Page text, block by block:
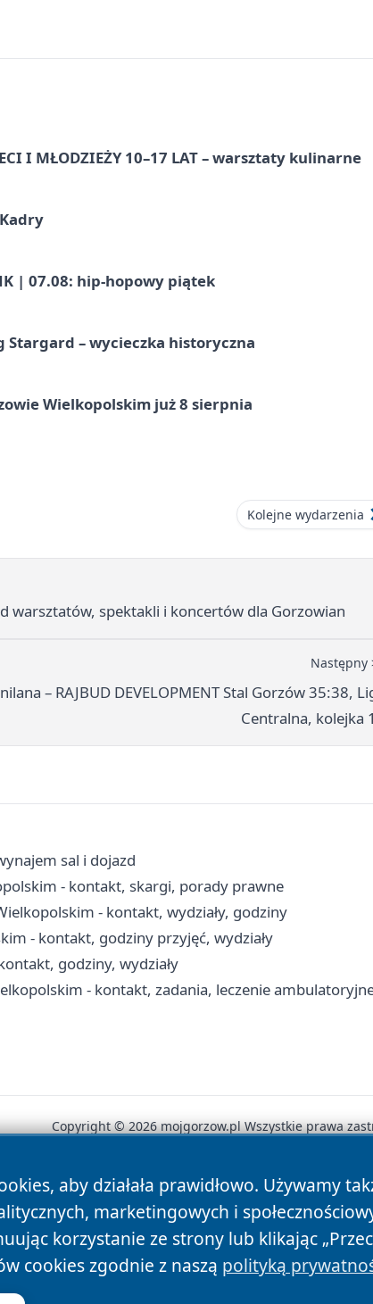
I MŁODZIEŻY 10–17 LAT – warsztaty kulinarne
| 07.08: hip-hopowy piątek
– wycieczka historyczna
Wielkopolskim już 8 sierpnia
Kolejne wydarzenia
warsztatów, spektakli i koncertów dla Gorzowian
Następny
– RAJBUD DEVELOPMENT Stal Gorzów 35:38,
Centralna, kolejka
sal i dojazd
- kontakt, skargi, porady prawne
- kontakt, wydziały, godziny
- kontakt, godziny przyjęć, wydziały
godziny, wydziały
- kontakt, zadania, leczenie
aby działała prawidłowo. Używamy
marketingowych i
korzystanie ze strony lub klikając
cookies zgodnie z naszą polityką
Copyright © 2026 mojgorzow.pl Wszystkie prawa
News Autorzy Polityka Prywatności